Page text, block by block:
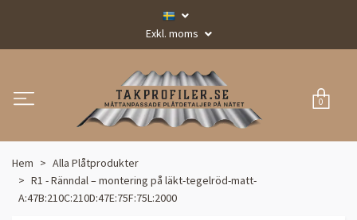
Exkl. moms
0
Hem
Alla Plåtprodukter
R1 - Ränndal – montering på läkt-tegelröd-matt-
A:47B:210C:210D:47E:75F:75L:2000